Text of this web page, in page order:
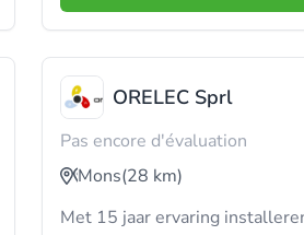
ORELEC Sprl
Pas encore d'évaluation
Mons(28 km)
Met 15 jaar ervaring